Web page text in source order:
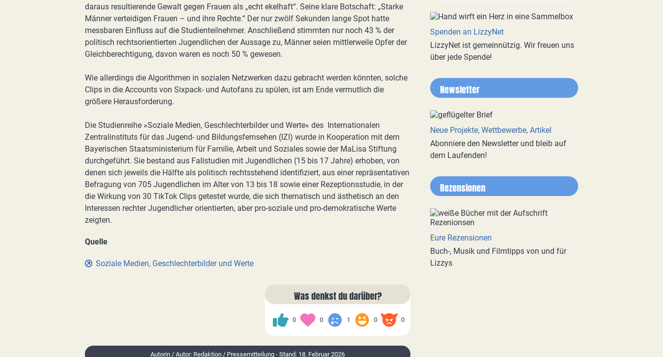
daraus resultierende Gewalt gegen Frauen als „echt ekelhaft“. Seine klare Botschaft: „Starke
Männer verteidigen Frauen – und ihre Rechte.“ Der nur zwölf Sekunden lange Spot hatte
messbaren Einfluss auf die Studienteilnehmer. Anschließend stimmten nur noch 43 % der
politisch rechtsorientierten Jugendlichen der Aussage zu, Männer seien mittlerweile Opfer der
Gleichberechtigung, davon waren es noch 50 % gewesen.
Wie allerdings die Algorithmen in sozialen Netzwerken dazu gebracht werden könnten, solche
Clips in die Accounts von Sixpack- und Autofans zu spülen, ist am Ende vermutlich die
größere Herausforderung.
Die Studienreihe »Soziale Medien, Geschlechterbilder und Werte« des Internationalen
Zentralinstituts für das Jugend- und Bildungsfernsehen (IZI) wurde in Kooperation mit dem
Bayerischen Staatsministerium für Familie, Arbeit und Soziales sowie der MaLisa Stiftung
durchgeführt. Sie bestand aus Fallstudien mit Jugendlichen (15 bis 17 Jahre) erhoben, von
denen sich jeweils die Hälfte als politisch rechtsstehend identifiziert, aus einer repräsentativen
Befragung von 705 Jugendlichen im Alter von 13 bis 18 sowie einer Rezeptionsstudie, in der
die Wirkung von 30 TikTok Clips getestet wurde, die sich thematisch und ästhetisch an den
Interessen rechter Jugendlicher orientierten, aber pro-soziale und pro-demokratische Werte
zeigten.
Quelle
Soziale Medien, Geschlechterbilder und Werte
Was denkst du darüber?
0 0 1 0 0
Autorin / Autor: Redaktion / Pressemitteilung - Stand: 18. Februar 2026
Spenden an LizzyNet
LizzyNet ist gemeinnützig. Wir freuen uns
über jede Spende!
Newsletter
Neue Projekte, Wettbewerbe, Artikel
Abonniere den Newsletter und bleib auf
dem Laufenden!
Rezensionen
Eure Rezensionen
Buch-, Musik und Filmtipps von und für
Lizzys